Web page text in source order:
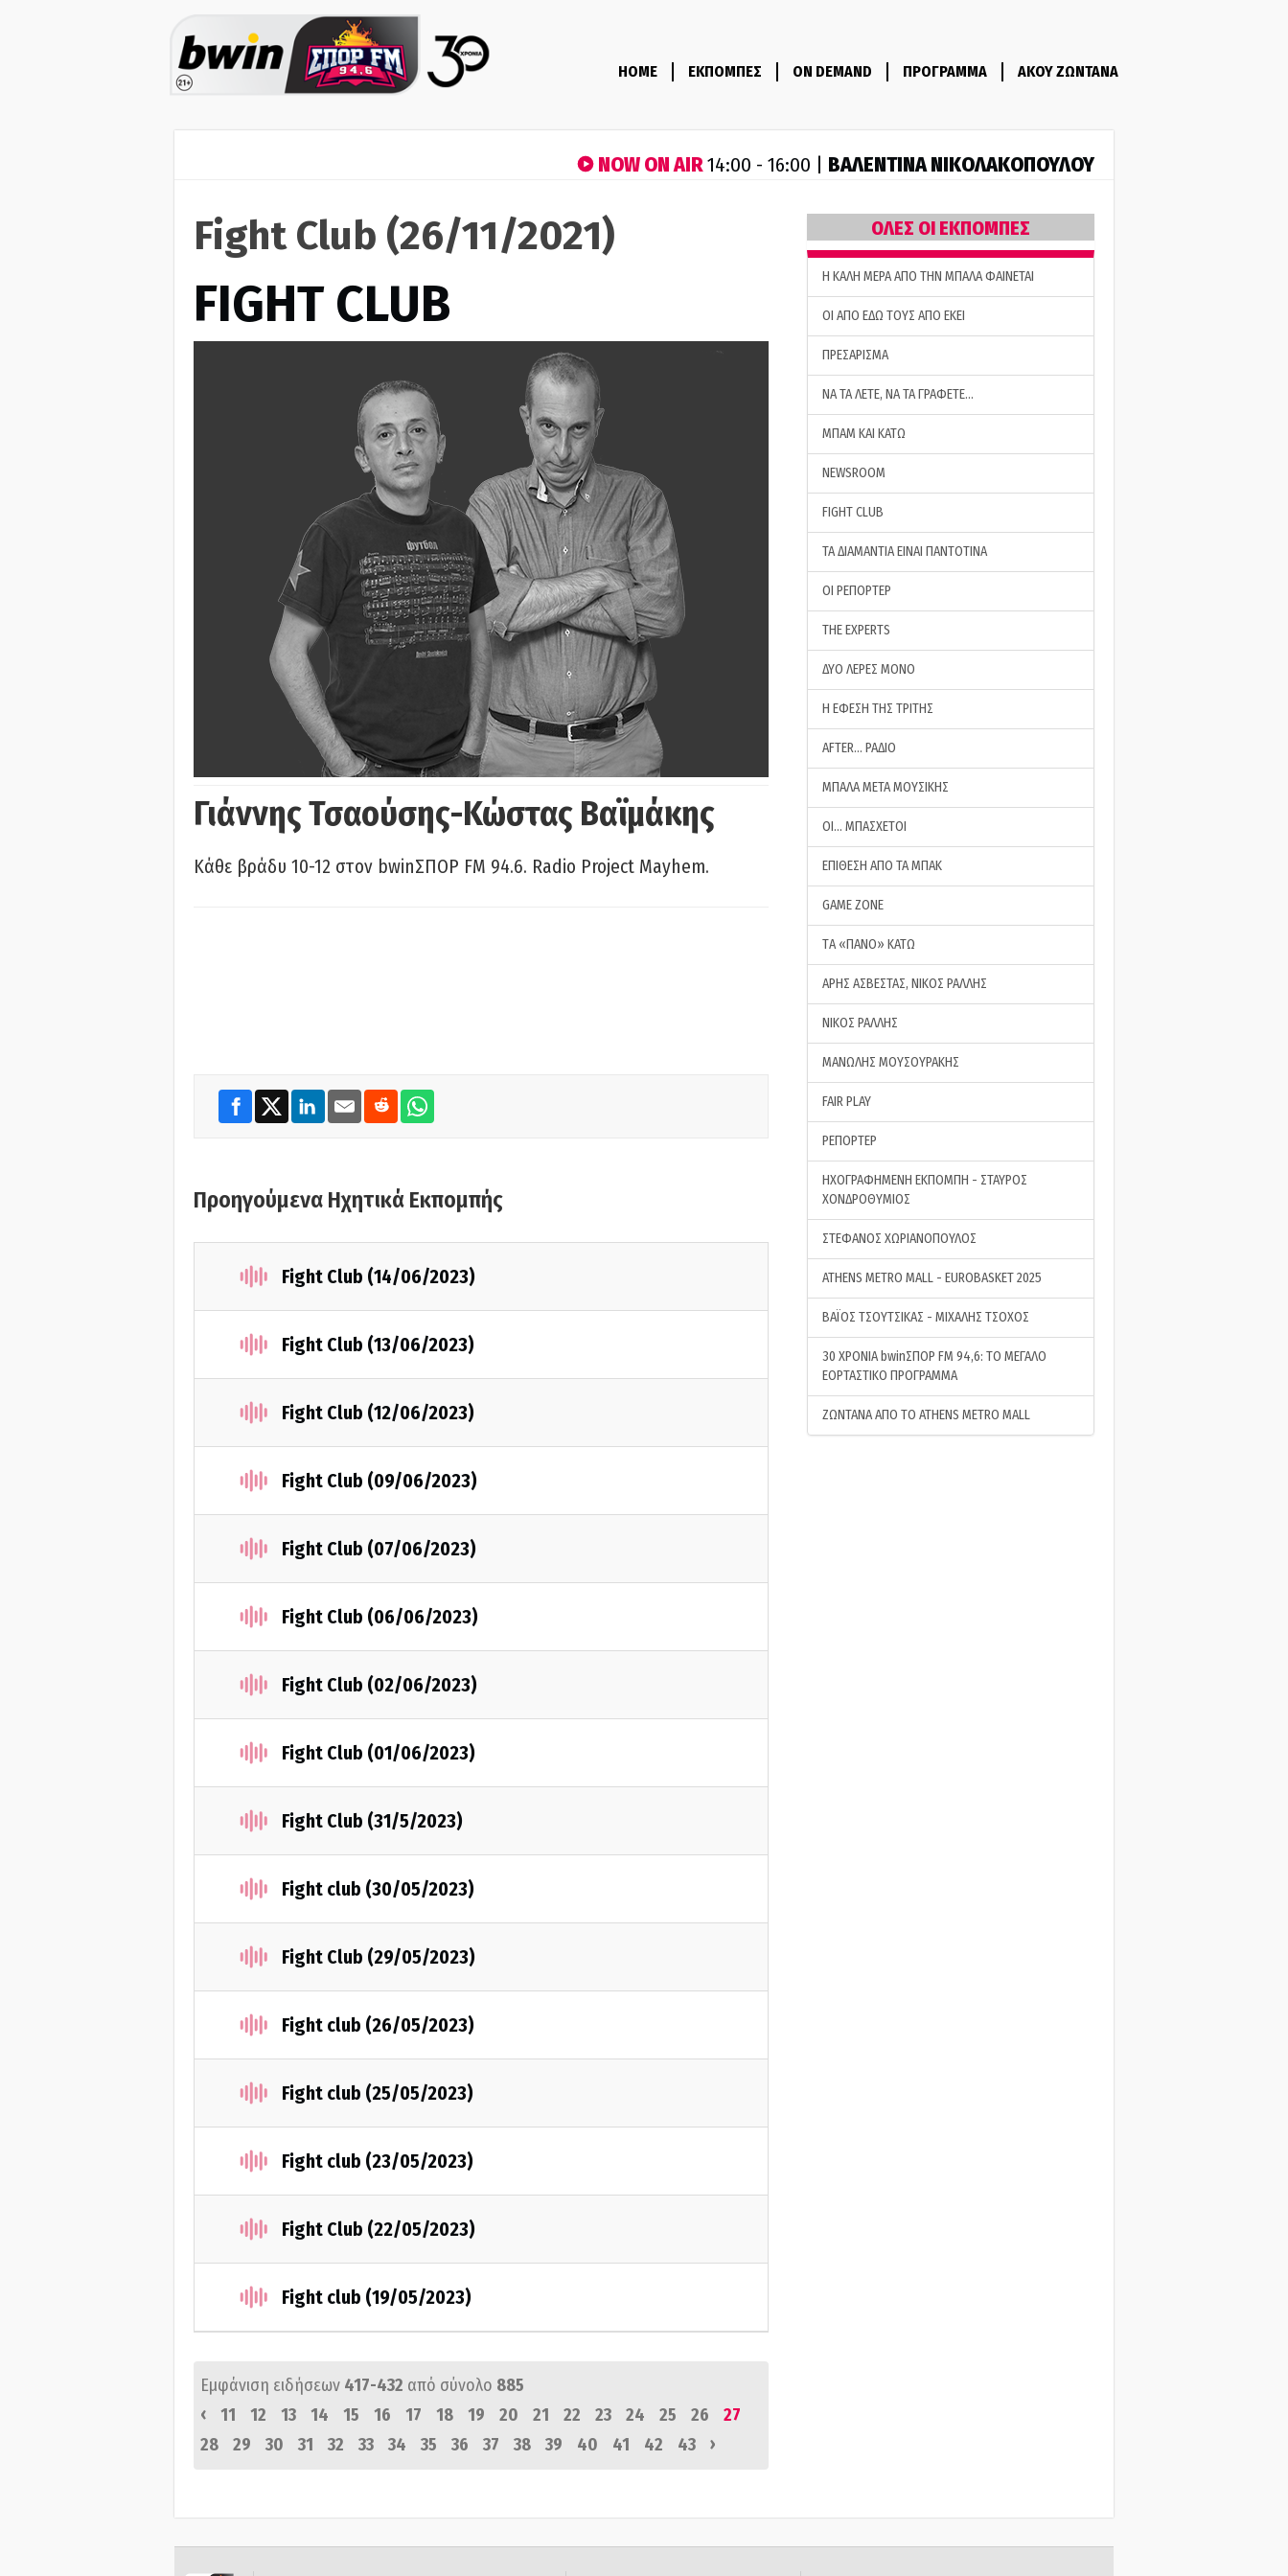
HOME ΕΚΠΟΜΠΕΣ ON DEMAND ΠΡΟΓΡΑΜΜΑ ΑΚΟΥ ΖΩΝΤΑΝΑ
NOW ON AIR14:00 - 16:00 | ΒΑΛΕΝΤΙΝΑ ΝΙΚΟΛΑΚΟΠΟΥΛΟΥ
Fight Club (26/11/2021)
FIGHT CLUB
Γιάννης Τσαούσης-Κώστας Βαϊμάκης
Κάθε βράδυ 10-12 στον bwinΣΠΟΡ FM 94.6. Radio Project Mayhem.
Προηγούμενα Ηχητικά Εκπομπής
Fight Club (14/06/2023)
Fight Club (13/06/2023)
Fight Club (12/06/2023)
Fight Club (09/06/2023)
Fight Club (07/06/2023)
Fight Club (06/06/2023)
Fight Club (02/06/2023)
Fight Club (01/06/2023)
Fight Club (31/5/2023)
Fight club (30/05/2023)
Fight Club (29/05/2023)
Fight club (26/05/2023)
Fight club (25/05/2023)
Fight club (23/05/2023)
Fight Club (22/05/2023)
Fight club (19/05/2023)
Εμφάνιση ειδήσεων 417-432 από σύνολο 885
‹
11 12 13 14 15 16 17 18 19 20 21 22 23 24 25 26
27
28
29 30 31 32 33 34 35 36 37 38 39 40 41 42 43 ›
ΟΛΕΣ ΟΙ ΕΚΠΟΜΠΕΣ
H ΚΑΛΗ ΜΕΡΑ ΑΠΟ ΤΗΝ ΜΠΑΛΑ ΦΑΙΝΕΤΑΙ
ΟΙ ΑΠΟ ΕΔΩ ΤΟΥΣ ΑΠΟ ΕΚΕΙ
ΠΡΕΣΑΡΙΣΜΑ
ΝΑ ΤΑ ΛΕΤΕ, ΝΑ ΤΑ ΓΡΑΦΕΤΕ…
ΜΠΑΜ ΚΑΙ ΚΑΤΩ
NEWSROOM
FIGHT CLUB
ΤΑ ΔΙΑΜΑΝΤΙΑ ΕΙΝΑΙ ΠΑΝΤΟΤΙΝΑ
ΟΙ ΡΕΠΟΡΤΕΡ
THE EXPERTS
ΔΥΟ ΛΕΡΕΣ ΜΟΝΟ
Η ΕΦΕΣΗ ΤΗΣ ΤΡΙΤΗΣ
AFTER… ΡΑΔΙΟ
ΜΠΑΛΑ ΜΕΤΑ ΜΟΥΣΙΚΗΣ
ΟΙ… ΜΠΑΣΧΕΤΟΙ
ΕΠΙΘΕΣΗ ΑΠΟ ΤΑ ΜΠΑΚ
GAME ZONE
ΤA «ΠΑΝΟ» ΚΑΤΩ
ΑΡΗΣ ΑΣΒΕΣΤΑΣ, ΝΙΚΟΣ ΡΑΛΛΗΣ
ΝΙΚΟΣ ΡΑΛΛΗΣ
ΜΑΝΩΛΗΣ ΜΟΥΣΟΥΡΑΚΗΣ
FAIR PLAY
ΡΕΠΟΡΤΕΡ
ΗΧΟΓΡΑΦΗΜΕΝΗ ΕΚΠΟΜΠΗ - ΣΤΑΥΡΟΣ
ΧΟΝΔΡΟΘΥΜΙΟΣ
ΣΤΕΦΑΝΟΣ ΧΩΡΙΑΝΟΠΟΥΛΟΣ
ATHENS METRO MALL - EUROBASKET 2025
ΒΑΪΟΣ ΤΣΟΥΤΣΙΚΑΣ - ΜΙΧΑΛΗΣ ΤΣΟΧΟΣ
30 ΧΡΟΝΙΑ bwinΣΠΟΡ FM 94,6: ΤΟ ΜΕΓΑΛΟ
ΕΟΡΤΑΣΤΙΚΟ ΠΡΟΓΡΑΜΜΑ
ΖΩΝΤΑΝΑ ΑΠΟ ΤΟ ATHENS METRO MALL